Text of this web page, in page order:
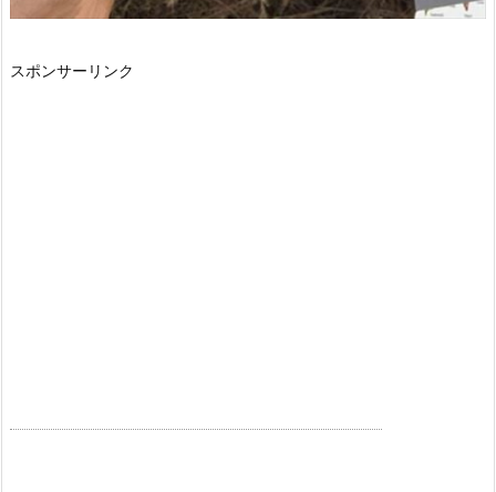
スポンサーリンク